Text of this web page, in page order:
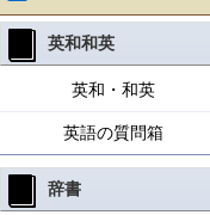
英和和英
英和・和英
英語の質問箱
辞書